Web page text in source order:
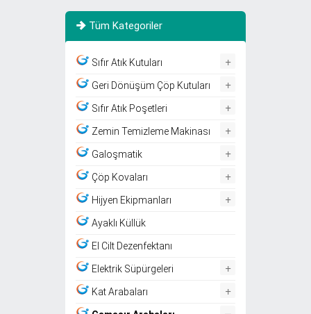
Tüm Kategoriler
Sıfır Atık Kutuları +
Geri Dönüşüm Çöp Kutuları +
Sıfır Atık Poşetleri +
Zemin Temizleme Makinası +
Galoşmatik +
Çöp Kovaları +
Hijyen Ekipmanları +
Ayaklı Küllük
El Cilt Dezenfektanı
Elektrik Süpürgeleri +
Kat Arabaları +